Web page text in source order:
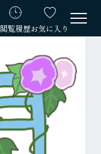
閲覧履歴お気に入り